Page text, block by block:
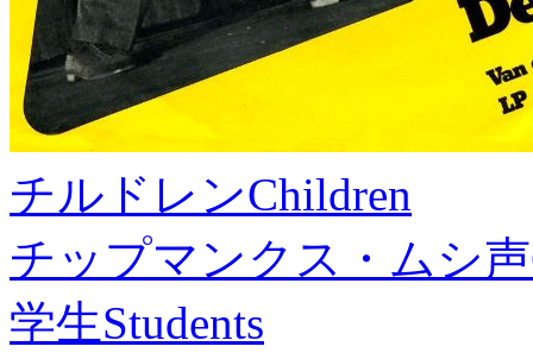
チルドレンChildren
チップマンクス・ムシ声
学生Students